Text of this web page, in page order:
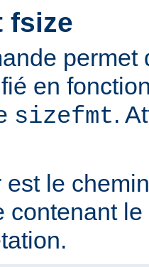
fsize
permet
en
sizefmt.
est le
contenant